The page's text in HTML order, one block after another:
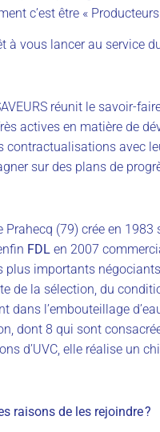
c’est être «
à vous lancer au service
réunit le savoir-
actives en matière de
contractualisations avec
sur des plans de
Prahecq (79) crée en
FDL en 2007
plus importants
de la sélection, du
dans l’embouteillage
dont 8 qui sont
d’UVC, elle réalise un
raisons de les rejoindre ?